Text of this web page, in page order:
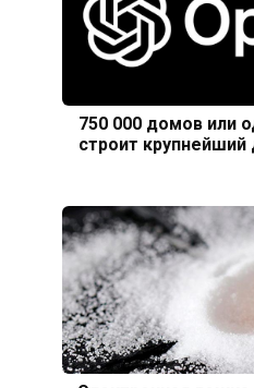
750 000 домов или
строит крупнейший